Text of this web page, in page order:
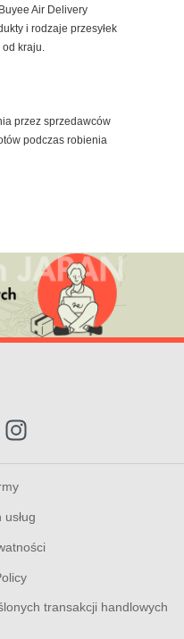
Air Delivery
i rodzaje przesyłek
kraju.
przez sprzedawców
podczas robienia
X
t
a
transakcji handlowych